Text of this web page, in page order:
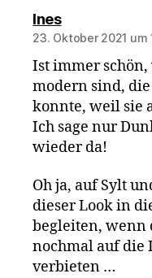
Inessagt:
23. Oktober 2021 um
Ist immer
modern sind,
konnte, weil sie
Ich sage nur
wieder da!
Oh ja, auf Sylt
dieser Look in
begleiten, wenn
nochmal auf die
verbieten …